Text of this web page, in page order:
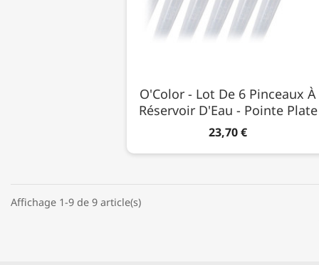
O'Color - Lot De 6 Pinceaux À
Réservoir D'Eau - Pointe Plate
23,70 €
Affichage 1-9 de 9 article(s)